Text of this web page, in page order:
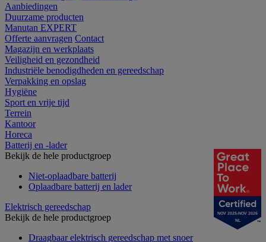
Aanbiedingen
Duurzame producten
Manutan EXPERT
Offerte aanvragen Contact
Magazijn en werkplaats
Veiligheid en gezondheid
Industriële benodigdheden en gereedschap
Verpakking en opslag
Hygiëne
Sport en vrije tijd
Terrein
Kantoor
Horeca
Batterij en -lader
Bekijk de hele productgroep
Niet-oplaadbare batterij
Oplaadbare batterij en lader
Elektrisch gereedschap
Bekijk de hele productgroep
Draagbaar elektrisch gereedschap met snoer
NOV 2025-NOV 2026
NL